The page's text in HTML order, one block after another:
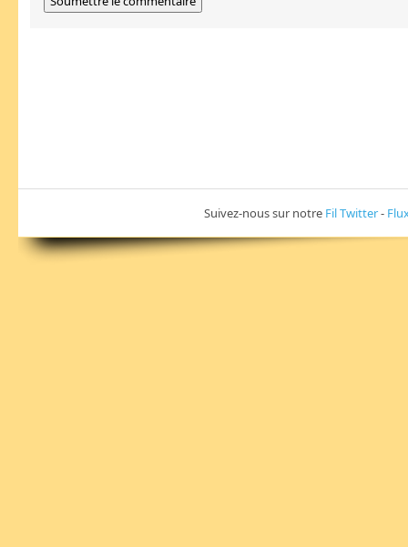
Suivez-nous sur notre Fil Twitter-